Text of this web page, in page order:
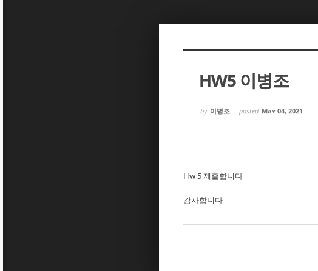
HW5 이병조
by 이병조 posted May 04, 2021
Hw 5 제출합니다
감사합니다
Sketchbook5, 스케치북5
Sketchbook5, 스케치북5
Sketchbook5, 스케치북5
Sketchbook5, 스케치북5